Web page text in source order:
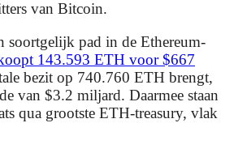
van Bitcoin.
soortgelijk pad in de Ethereum-
143.593 ETH voor $667
bezit op 740.760 ETH brengt,
van $3.2 miljard. Daarmee staan
qua grootste ETH-treasury, vlak